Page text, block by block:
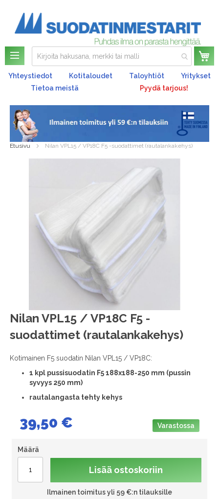
Yhteystiedot Kotitaloudet Taloyhtiöt
Yritykset
Tietoa meistä
Pyydä tarjous!
Etusivu Nilan VPL15 / VP18C F5 -suodattimet (rautalankakehys)
Nilan VPL15 / VP18C F5 -
suodattimet (rautalankakehys)
Kotimainen F5 suodatin Nilan VPL15 / VP18C:
1 kpl pussisuodatin F5 188x188-250 mm (pussin
syvyys 250 mm)
rautalangasta tehty kehys
39,50 € Varastossa
Määrä
Lisää ostoskoriin
Ilmainen toimitus yli 59 €:n tilauksille
Skip
to
the
of
images
gallery